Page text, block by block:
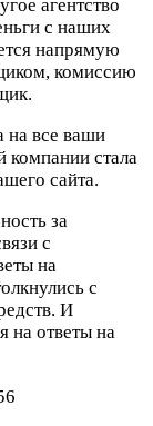
агентство
с наших
напрямую
комиссию
на все ваши
компании стала
сайта.
за
с
на
с
И
на ответы на